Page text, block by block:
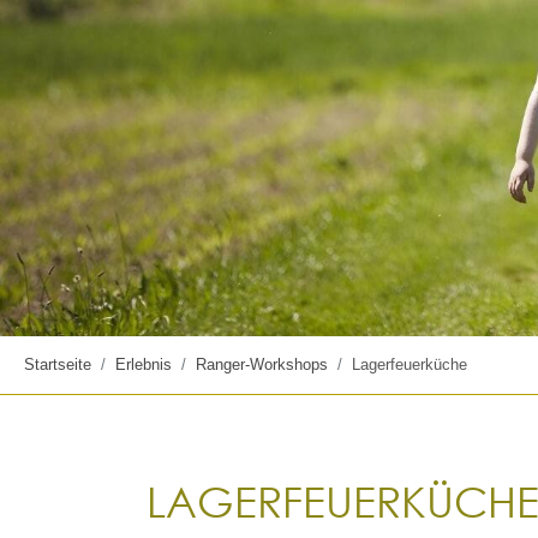
Startseite Erlebnis Ranger-Workshops Lagerfeuerküche
LAGERFEUERKÜCHE